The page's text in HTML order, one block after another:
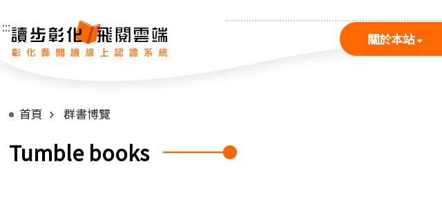
:::
關於本站(按
空
首頁 群書博覽
Tumble books